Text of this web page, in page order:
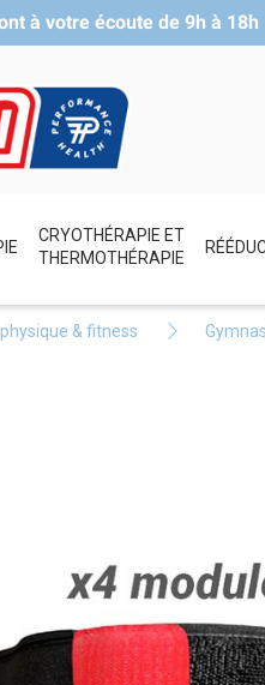
à votre écoute de 9h à 18h
CRYOTHÉRAPIE ET
THERMOTHÉRAPIE
& fitness